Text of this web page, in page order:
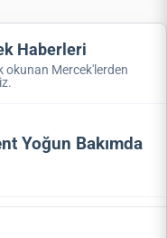
Haberleri
okunan Mercek'lerden
Yoğun Bakımda